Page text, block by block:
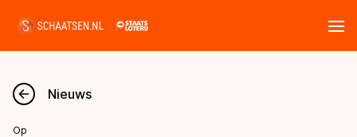
Nieuws
Nieuws
Op